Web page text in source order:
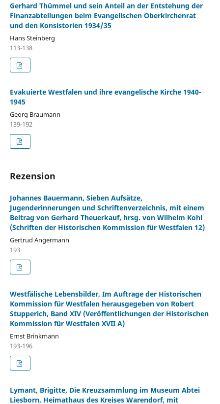
Gerhard Thümmel und sein Anteil an der Entstehung der
Finanzabteilungen beim Evangelischen Oberkirchenrat
und den Konsistorien 1934/35
Hans Steinberg
113-138
Evakuierte Westfalen und ihre evangelische Kirche 1940-
1945
Georg Braumann
139-192
Rezension
Johannes Bauermann, Sieben Aufsätze,
Jugenderinnerungen und Schriftenverzeichnis, mit einem
Beitrag von Gerhard Theuerkauf, hrsg. von Wilhelm Kohl
(Schriften der Historischen Kommission für Westfalen 12)
Gertrud Angermann
193
Westfälische Lebensbilder, Im Auftrage der Historischen
Kommission für Westfalen herausgegeben von Robert
Stupperich, Band XIV (Veröffentlichungen der Historischen
Kommission für Westfalen XVII A)
Ernst Brinkmann
193-196
Lymant, Brigitte, Die Kreuzsammlung im Museum Abtei
Liesborn, Heimathaus des Kreises Warendorf, mit